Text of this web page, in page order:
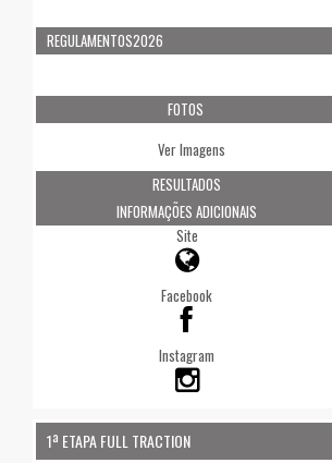
REGULAMENTOS2026
FOTOS
Ver Imagens
RESULTADOS
INFORMAÇÕES ADICIONAIS
Site
Facebook
Instagram
1ª ETAPA FULL TRACTION